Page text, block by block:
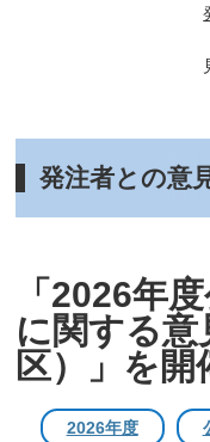
発注者との意
「2026年
に関する意
区）」を開
2026年度